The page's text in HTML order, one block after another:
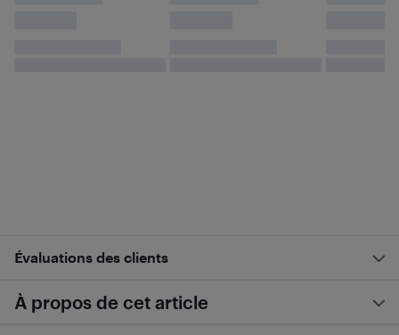
Évaluations des clients
À propos de cet article